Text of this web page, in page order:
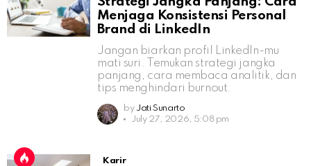
Menjaga Konsistensi Personal
Brand di LinkedIn
Jangan biarkan profil LinkedIn-mu
mati suri. Temukan strategi jangka
panjang, cara membaca analitik, dan
tips menghindari burnout.
by Jati Sunarto
July 27, 2026, 5:08 pm
Karir